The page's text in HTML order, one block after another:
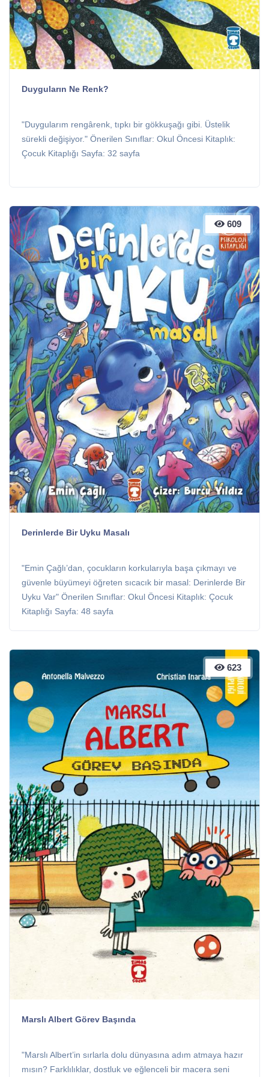
Duyguların Ne Renk?
"Duygularım rengârenk, tıpkı bir gökkuşağı gibi. Üstelik
sürekli değişiyor." Önerilen Sınıflar: Okul Öncesi Kitaplık:
Çocuk Kitaplığı Sayfa: 32 sayfa
609
609
Derinlerde Bir Uyku Masalı
"Emin Çağlı’dan, çocukların korkularıyla başa çıkmayı ve
güvenle büyümeyi öğreten sıcacık bir masal: Derinlerde Bir
Uyku Var" Önerilen Sınıflar: Okul Öncesi Kitaplık: Çocuk
Kitaplığı Sayfa: 48 sayfa
623
623
Marslı Albert Görev Başında
"Marslı Albert’in sırlarla dolu dünyasına adım atmaya hazır
mısın? Farklılıklar, dostluk ve eğlenceli bir macera seni